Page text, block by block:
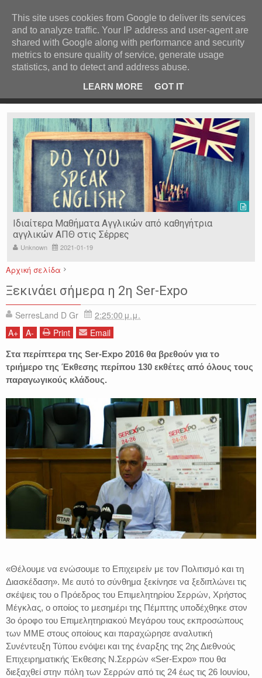
Ιερόσυλοι έκλεψαν τάματα από Ιερό Ναό στις Σέρρες
Ιδιαίτερα Μαθήματα Αγγλικών από καθηγήτρια
αγγλικών ΑΠΘ στις Σέρρες
Unknown 2021-01-19
Αρχική σελίδα
ΕΙΔΗΣΕΙΣ
ΣΕΡΡΕΣ ΧΡΗΣΤΟΣ ΜΕΓΚΛΑΣ SER-EXPO 2016
Ξεκινάει σήμερα η 2η Ser-Expo
SerresLand D Gr
2:25:00 μ.μ.
A+ A- Print Email
Στα περίπτερα της Ser-Expo 2016 θα βρεθούν για το
τριήμερο της Έκθεσης περίπου 130 εκθέτες από όλους τους
παραγωγικούς κλάδους.
«Θέλουμε να ενώσουμε το Επιχειρείν με τον Πολιτισμό και τη
Διασκέδαση». Με αυτό το σύνθημα ξεκίνησε να ξεδιπλώνει τις
σκέψεις του ο Πρόεδρος του Επιμελητηρίου Σερρών, Χρήστος
Μέγκλας, ο οποίος το μεσημέρι της Πέμπτης υποδέχθηκε στον
3ο όροφο του Επιμελητηριακού Μεγάρου τους εκπροσώπους
των ΜΜΕ στους οποίους και παραχώρησε αναλυτική
Συνέντευξη Τύπου ενόψει και της έναρξης της 2ης Διεθνούς
Επιχειρηματικής Έκθεσης Ν.Σερρών «Ser-Expo» που θα
διεξαχθεί στην πόλη των Σερρών από τις 24 έως τις 26 Ιουνίου,
ΚΕΝΤΡΙΚΗ ΑΝΑ ΚΑΤΗΓΟΡΙΑ
ΕΙΔΗΣΕΙΣ ΑΝΑ ΠΕΡΙΟΧΗ
ΠΡΟΣΦΑΤΑ ΝΕΑ
Ν. ΣΕΡΡΩΝ Η ΓΗ ΜΑΣ
ΤΥΧΑΙΕΣ ΑΝΑΡΤΗΣΕΙΣ/ΑΡΘΡΑ
Serres Racing Circuit
Panserraikos FC
Ikaroi B.C.
This site uses cookies from Google to deliver its services
and to analyze traffic. Your IP address and user-agent are
shared with Google along with performance and security
metrics to ensure quality of service, generate usage
statistics, and to detect and address abuse.
LEARN MORE
GOT IT